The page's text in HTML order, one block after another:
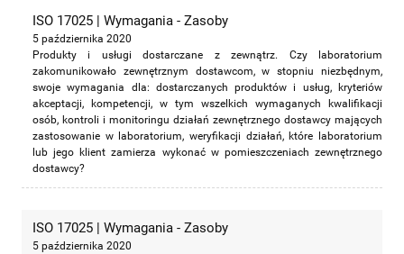
ISO 17025 | Wymagania - Zasoby
5 października 2020
Produkty i usługi dostarczane z zewnątrz. Czy laboratorium
zakomunikowało zewnętrznym dostawcom, w stopniu niezbędnym,
swoje wymagania dla: dostarczanych produktów i usług, kryteriów
akceptacji, kompetencji, w tym wszelkich wymaganych kwalifikacji
osób, kontroli i monitoringu działań zewnętrznego dostawcy mających
zastosowanie w laboratorium, weryfikacji działań, które laboratorium
lub jego klient zamierza wykonać w pomieszczeniach zewnętrznego
dostawcy?
ISO 17025 | Wymagania - Zasoby
5 października 2020